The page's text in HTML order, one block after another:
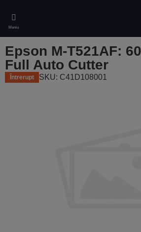
main
content
Meniu
Epson M-T521AF:
Full Auto Cutter
Întrerupt SKU: C41D108001